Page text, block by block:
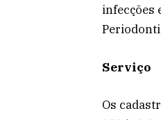
infecções
Serviço
Os